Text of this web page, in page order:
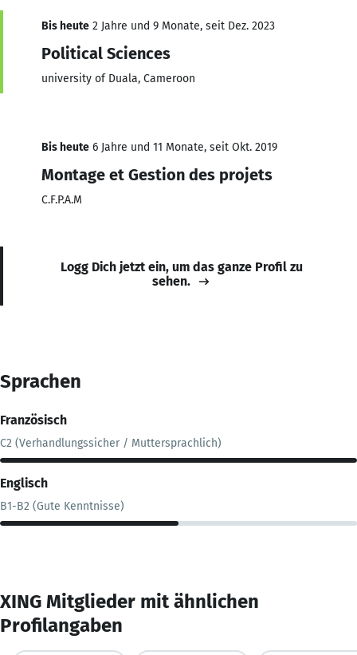
Bis heute 2 Jahre und 9 Monate, seit Dez. 2023
Political Sciences
university of Duala, Cameroon
Bis heute 6 Jahre und 11 Monate, seit Okt. 2019
Montage et Gestion des projets
C.F.P.A.M
Logg Dich jetzt ein, um das ganze Profil zu
sehen.
Sprachen
Französisch
C2 (Verhandlungssicher / Muttersprachlich)
Englisch
B1-B2 (Gute Kenntnisse)
XING Mitglieder mit ähnlichen
Profilangaben